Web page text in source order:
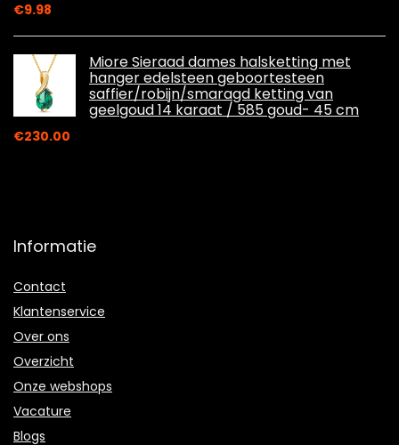
€9.98
Miore Sieraad dames halsketting met
hanger edelsteen geboortesteen
saffier/robijn/smaragd ketting van
geelgoud 14 karaat / 585 goud- 45 cm
€230.00
Informatie
Contact
Klantenservice
Over ons
Overzicht
Onze webshops
Vacature
Blogs